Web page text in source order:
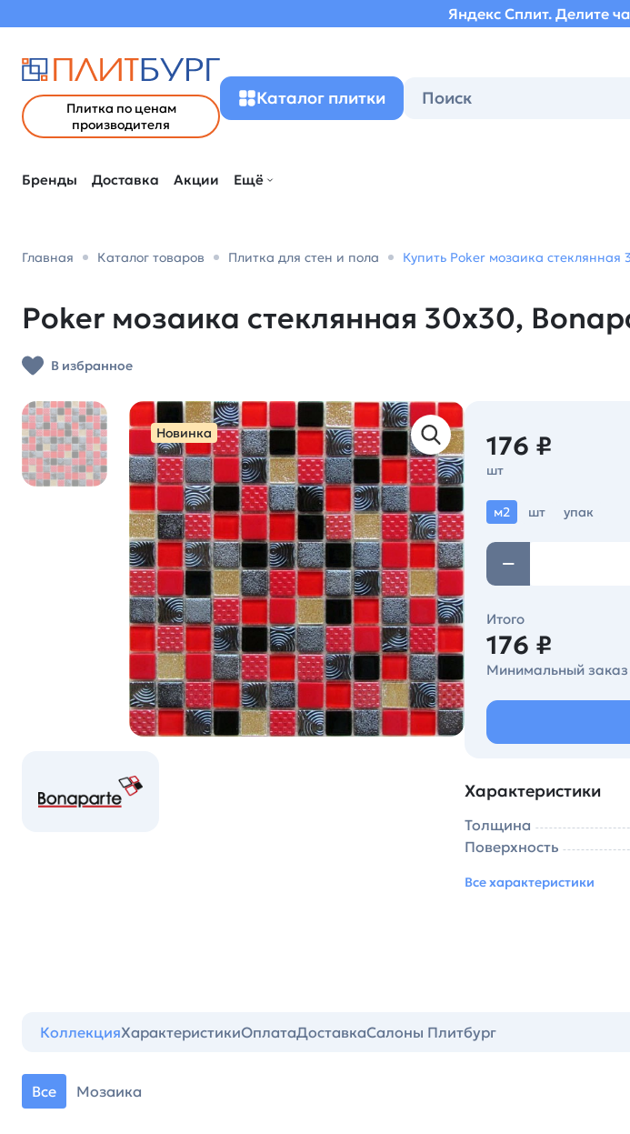
Яндекс Сплит. Делите
Плитка по ценам
производителя
Каталог плитки
Бренды Доставка Акции Ещё
Главная Каталог товаров Плитка для стен и пола Купить Poker мозаика
Poker мозаика стеклянная 30х30,
В избранное
Новинка 176 ₽
шт
м2 шт упак
Итого
176 ₽
Минимальный заказ
Характеристики
Толщина
Поверхность
Все характеристики
КоллекцияХарактеристикиОплатаДоставкаСалоны Плитбург
Все Мозаика